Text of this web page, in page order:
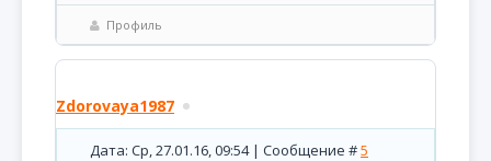
Профиль
Zdorovaya1987
Дата: Ср, 27.01.16, 09:54 | Сообщение #5